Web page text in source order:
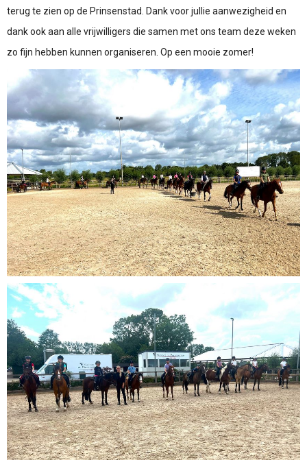
terug te zien op de Prinsenstad. Dank voor jullie aanwezigheid en
dank ook aan alle vrijwilligers die samen met ons team deze weken
zo fijn hebben kunnen organiseren. Op een mooie zomer!